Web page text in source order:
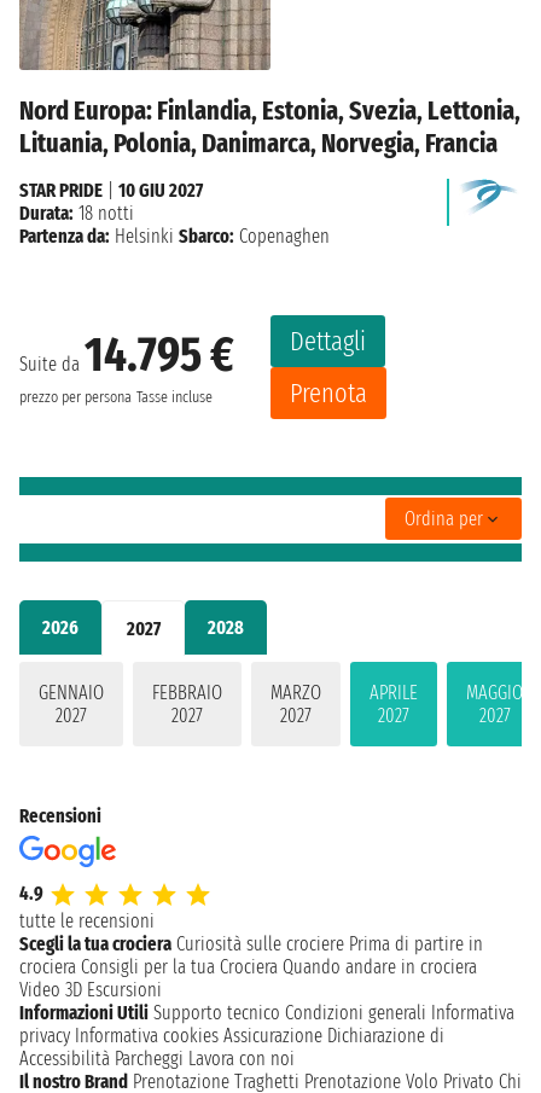
2026 2027 2028
GENNAIO
2027
FEBBRAIO
2027
MARZO
2027
APRILE
2027
MAGGIO
2027
Nord Europa: Finlandia, Estonia, Svezia, Lettonia,
Lituania, Polonia, Danimarca, Norvegia, Francia
Suite da 14.795 €
prezzo per persona Tasse incluse
Dettagli
Prenota
STAR PRIDE
10 GIU 2027
Durata: 18 notti
Partenza da: Helsinki Sbarco: Copenaghen
Ordina per
Recensioni
4.9
tutte le recensioni
Scegli la tua crociera Curiosità sulle crociere Prima di partire in
crociera Consigli per la tua Crociera Quando andare in crociera
Video 3D Escursioni
Informazioni Utili Supporto tecnico Condizioni generali Informativa
privacy Informativa cookies Assicurazione Dichiarazione di
Accessibilità Parcheggi Lavora con noi
Il nostro Brand Prenotazione Traghetti Prenotazione Volo Privato Chi